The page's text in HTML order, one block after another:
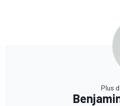
Plus